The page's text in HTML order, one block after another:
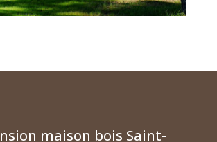
maison bois Saint-